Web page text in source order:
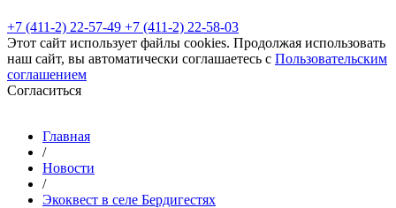
+7 (411-2) 22-57-49 +7 (411-2) 22-58-03
Этот сайт использует файлы cookies. Продолжая использовать
наш сайт, вы автоматически соглашаетесь с Пользовательским
соглашением
Согласиться
Главная
/
Новости
/
Экоквест в селе Бердигестях